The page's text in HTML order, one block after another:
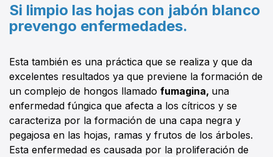
Si limpio las hojas con jabón blanco
prevengo enfermedades.
Esta también es una práctica que se realiza y que da
excelentes resultados ya que previene la formación de
un complejo de hongos llamado fumagina, una
enfermedad fúngica que afecta a los cítricos y se
caracteriza por la formación de una capa negra y
pegajosa en las hojas, ramas y frutos de los árboles.
Esta enfermedad es causada por la proliferación de